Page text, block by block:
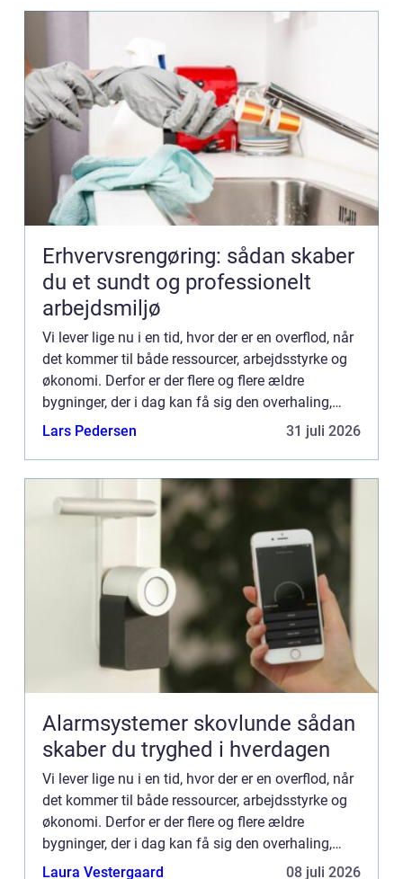
Erhvervsrengøring: sådan skaber
du et sundt og professionelt
arbejdsmiljø
Vi lever lige nu i en tid, hvor der er en overflod, når
det kommer til både ressourcer, arbejdsstyrke og
økonomi. Derfor er der flere og flere ældre
bygninger, der i dag kan få sig den overhaling,
som de har så hårdt behov for. For nogle betyder
Lars Pedersen 31 juli 2026
Alarmsystemer skovlunde sådan
skaber du tryghed i hverdagen
Vi lever lige nu i en tid, hvor der er en overflod, når
det kommer til både ressourcer, arbejdsstyrke og
økonomi. Derfor er der flere og flere ældre
bygninger, der i dag kan få sig den overhaling,
som de har så hårdt behov for. For nogle betyder
Laura Vestergaard 08 juli 2026